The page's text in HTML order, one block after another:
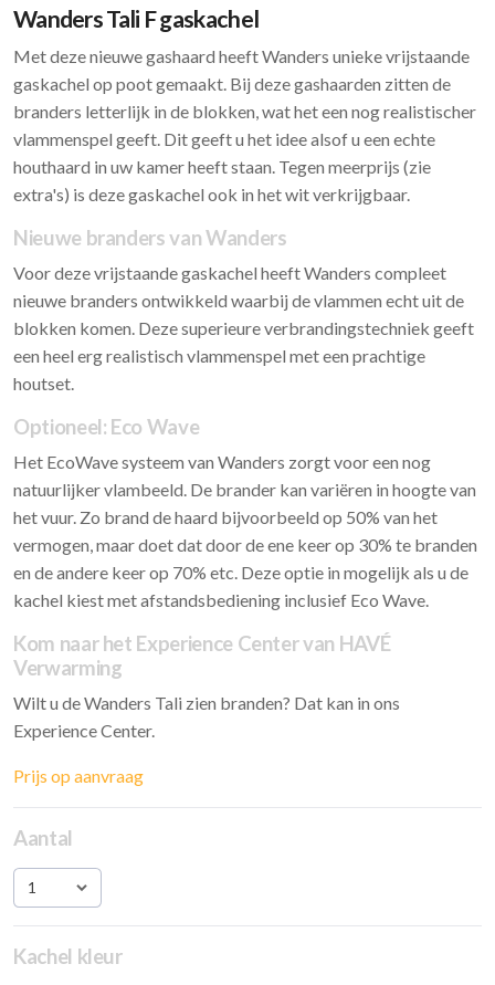
Wanders Tali F gaskachel
Met deze nieuwe gashaard heeft Wanders unieke vrijstaande
gaskachel op poot gemaakt. Bij deze gashaarden zitten de
branders letterlijk in de blokken, wat het een nog realistischer
vlammenspel geeft. Dit geeft u het idee alsof u een echte
houthaard in uw kamer heeft staan. Tegen meerprijs (zie
extra's) is deze gaskachel ook in het wit verkrijgbaar.
Nieuwe branders van Wanders
Voor deze vrijstaande gaskachel heeft Wanders compleet
nieuwe branders ontwikkeld waarbij de vlammen echt uit de
blokken komen. Deze superieure verbrandingstechniek geeft
een heel erg realistisch vlammenspel met een prachtige
houtset.
Optioneel: Eco Wave
Het EcoWave systeem van Wanders zorgt voor een nog
natuurlijker vlambeeld. De brander kan variëren in hoogte van
het vuur. Zo brand de haard bijvoorbeeld op 50% van het
vermogen, maar doet dat door de ene keer op 30% te branden
en de andere keer op 70% etc. Deze optie in mogelijk als u de
kachel kiest met afstandsbediening inclusief Eco Wave.
Kom naar het Experience Center van HAVÉ
Verwarming
Wilt u de Wanders Tali zien branden? Dat kan in ons
Experience Center.
Prijs op aanvraag
Aantal
1
Kachel kleur